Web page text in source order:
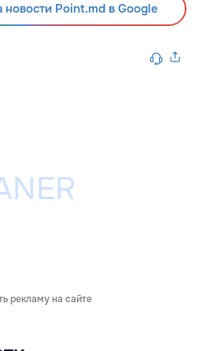
Point.md в Google
рекламу на сайте